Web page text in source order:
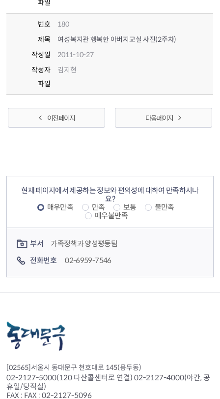
파일
번호
180
제목
여성복지관 행복한 아버지교실 사진(2주차)
작성일
2011-10-27
작성자
김지현
파일
이전 페이지 다음 페이지
현재 페이지에서 제공하는 정보와 편의성에 대하여 만족하시나
요?
매우만족
만족 보통
불만족
매우불만족
부서
가족정책과 양성평등팀
전화번호
02-6959-7546
[02565]서울시 동대문구 천호대로 145(용두동)
02-2127-5000(120 다산콜센터로 연결) 02-2127-4000(야간, 공
휴일/당직실)
FAX : FAX : 02-2127-5096